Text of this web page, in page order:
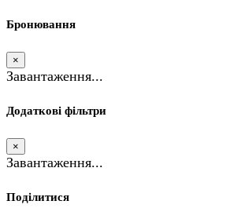
Бронювання
×
Завантаження...
Додаткові фільтри
×
Завантаження...
Поділитися